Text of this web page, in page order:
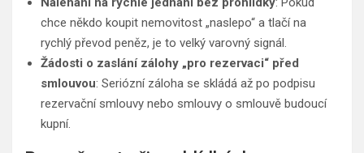
chce někdo koupit nemovitost „naslepo“ a tlačí na
rychlý převod peněz, je to velký varovný signál.
Žádosti o zaslání zálohy „pro rezervaci“ před
smlouvou: Seriózní záloha se skládá až po podpisu
rezervační smlouvy nebo smlouvy o smlouvě budoucí
kupní.